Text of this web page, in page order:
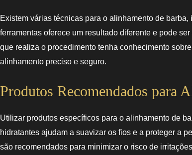
Existem várias técnicas para o alinhamento de
ferramentas oferece um resultado diferente e pode
que realiza o procedimento tenha conhecimento
alinhamento preciso e seguro.
Produtos Recomendados para
Utilizar produtos específicos para o alinhamento de
hidratantes ajudam a suavizar os fios e a proteger a
são recomendados para minimizar o risco de